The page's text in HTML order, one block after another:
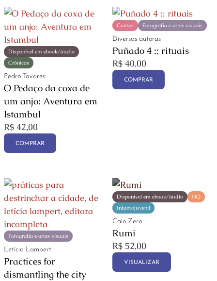
Crônicas
Disponível em ebook/áudio
Pedro Tavares
O Pedaço da coxa de
um anjo: Aventura em
Istambul
R$ 42,00
COMPRAR
Contos Fotografia e artes visuais
Diversas autoras
Puñado 4 :: rituais
R$ 40,00
COMPRAR
Fotografia e artes visuais
Letícia Lampert
Practices for
dismantling the city
Disponível em ebook/áudio
HQ
Infantojuvenil
Caio Zero
Rumi
R$ 52,00
VISUALIZAR